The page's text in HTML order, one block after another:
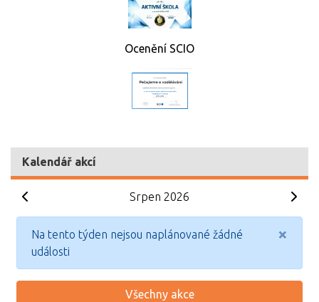
Ocenění SCIO
Kalendář akcí
Srpen 2026
×
Na tento týden nejsou naplánované žádné
události
Všechny akce